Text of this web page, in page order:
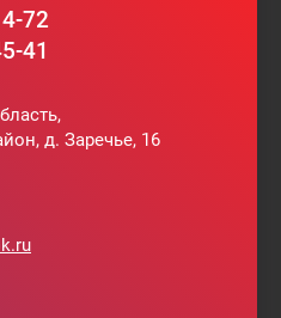
72
41
д. Заречье, 16